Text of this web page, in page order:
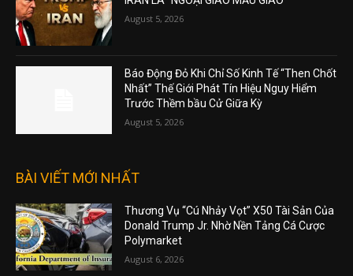
August 5, 2026
Báo Động Đỏ Khi Chỉ Số Kinh Tế “Then Chốt
Nhất” Thế Giới Phát Tín Hiệu Nguy Hiểm
Trước Thềm bầu Cử Giữa Kỳ
August 5, 2026
BÀI VIẾT MỚI NHẤT
Thương Vụ “Cú Nhảy Vọt” X50 Tài Sản Của
Donald Trump Jr. Nhờ Nền Tảng Cá Cược
Polymarket
August 6, 2026